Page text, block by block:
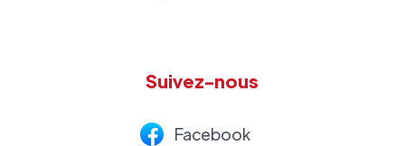
Suivez-nous
Facebook